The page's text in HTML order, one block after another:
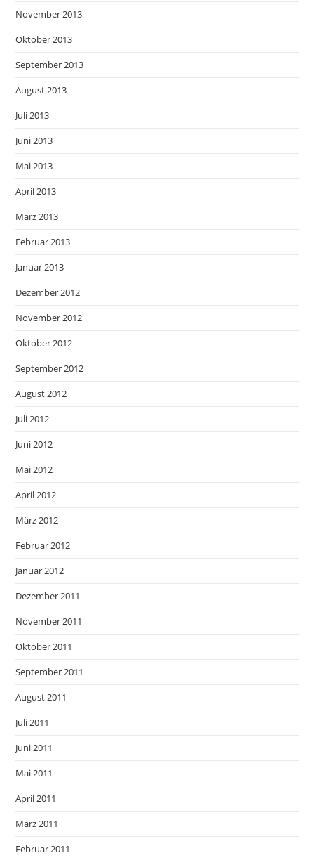
November 2013
Oktober 2013
September 2013
August 2013
Juli 2013
Juni 2013
Mai 2013
April 2013
März 2013
Februar 2013
Januar 2013
Dezember 2012
November 2012
Oktober 2012
September 2012
August 2012
Juli 2012
Juni 2012
Mai 2012
April 2012
März 2012
Februar 2012
Januar 2012
Dezember 2011
November 2011
Oktober 2011
September 2011
August 2011
Juli 2011
Juni 2011
Mai 2011
April 2011
März 2011
Februar 2011